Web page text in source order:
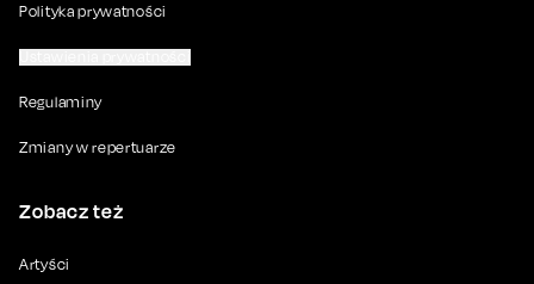
Polityka prywatności
Regulaminy
Zmiany w repertuarze
Zobacz też
Artyści